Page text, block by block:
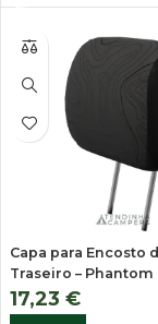
Capa para Encosto
Traseiro – Phantom
17,23 €